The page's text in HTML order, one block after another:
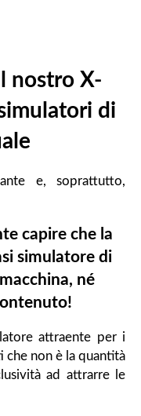
nostro X-
di
e, soprattutto,
capire che la
simulatore di
né
attraente per i
non è la quantità
ad attrarre le